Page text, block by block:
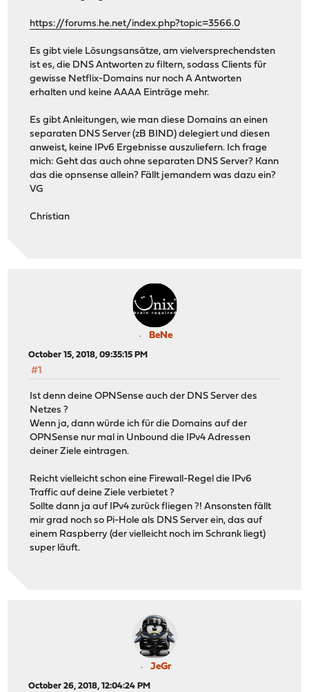
https://forums.he.net/index.php?topic=3566.0
Es gibt viele Lösungsansätze, am vielversprechendsten
ist es, die DNS Antworten zu filtern, sodass Clients für
gewisse Netflix-Domains nur noch A Antworten
erhalten und keine AAAA Einträge mehr.
Es gibt Anleitungen, wie man diese Domains an einen
separaten DNS Server (zB BIND) delegiert und diesen
anweist, keine IPv6 Ergebnisse auszuliefern. Ich frage
mich: Geht das auch ohne separaten DNS Server? Kann
das die opnsense allein? Fällt jemandem was dazu ein?
VG
Christian
BeNe
October 15, 2018, 09:35:15 PM
#1
Ist denn deine OPNSense auch der DNS Server des
Netzes ?
Wenn ja, dann würde ich für die Domains auf der
OPNSense nur mal in Unbound die IPv4 Adressen
deiner Ziele eintragen.
Reicht vielleicht schon eine Firewall-Regel die IPv6
Traffic auf deine Ziele verbietet ?
Sollte dann ja auf IPv4 zurück fliegen ?! Ansonsten fällt
mir grad noch so Pi-Hole als DNS Server ein, das auf
einem Raspberry (der vielleicht noch im Schrank liegt)
super läuft.
JeGr
October 26, 2018, 12:04:24 PM